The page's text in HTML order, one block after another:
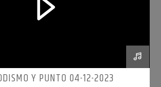
Y PUNTO 04-12-2023